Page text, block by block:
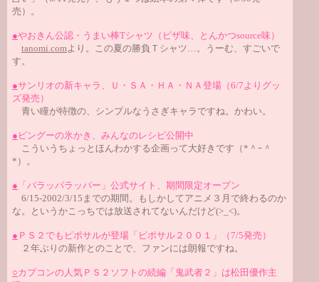
売）。
●やおきん公認・うまい棒Tシャツ（ピザ味、とんかつsource味）
tanomi.comより。この夏の勝負Ｔシャツ…。うーむ、すごいで
す。
●サンリオの新キャラ、Ｕ・ＳＡ・ＨＡ・ＮＡ登場（6/7よりグッ
ズ発売）
青い瞳が特徴の、シンプルなうさぎキャラですね。かわい。
● ピングーの氷かき、みんなのレシピ公開中
こういうちょっとほんわかする企画って大好きです（*＾ｰ＾
*）。
● 「パラッパラッパー」公式サイト、期間限定オープン
6/15-2002/3/15までの期間。もしかしてアニメ３月で終わるのか
な。というかこっちでは放送されてないんだけど(>_<)。
● ＰＳ２でもピポサルが登場「ピポサル２００１」（7/5発売）
２年ぶりの新作とのことで、ファンには朗報ですね。
○ カプコンの人気ＰＳ２ソフトの続編「鬼武者２」は松田優作主